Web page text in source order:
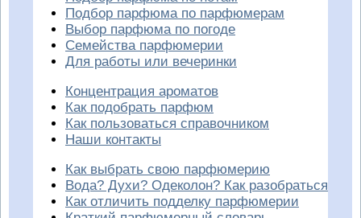
Подбор парфюма по парфюмерам
Выбор парфюма по погоде
Семейства парфюмерии
Для работы или вечеринки
Концентрация ароматов
Как подобрать парфюм
Как пользоваться справочником
Наши контакты
Как выбрать свою парфюмерию
Вода? Духи? Одеколон? Как разобраться
Как отличить подделку парфюмерии